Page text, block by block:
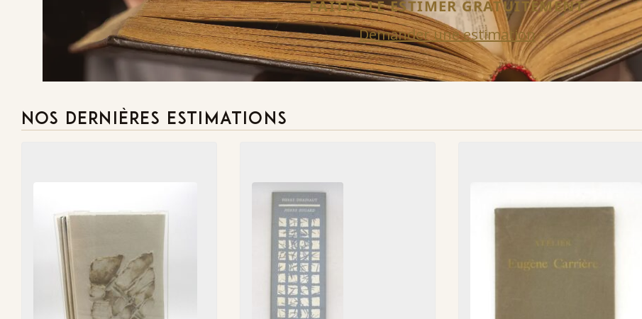
FAITES-LE ESTIMER GRATUITEMENT
Demander une estimation
NOS DERNIÈRES ESTIMATIONS